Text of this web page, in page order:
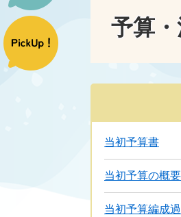
予算
当初予算書
当初予算の概要
当初予算編成